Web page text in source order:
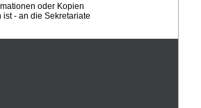
oder Kopien
- an die Sekretariate